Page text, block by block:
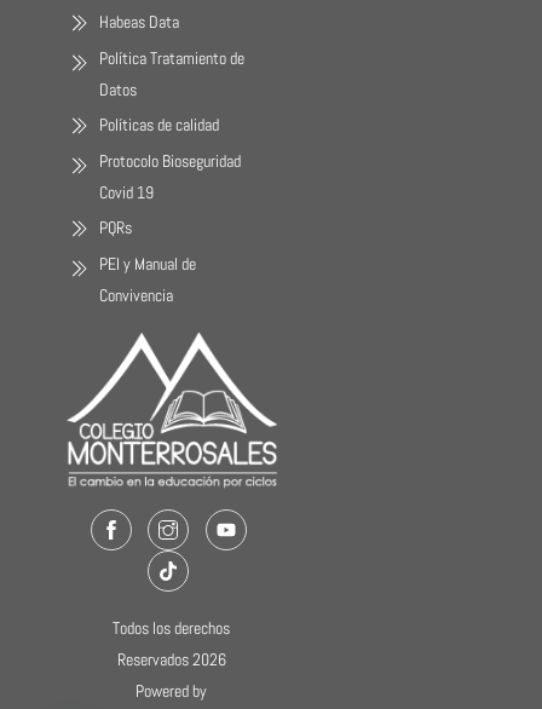
Habeas Data
Política Tratamiento de
Datos
Políticas de calidad
Protocolo Bioseguridad
Covid 19
PQRs
PEI y Manual de
Convivencia
FacebookInstagramYoutube
TikTok
Todos los derechos
Reservados 2026
Powered by